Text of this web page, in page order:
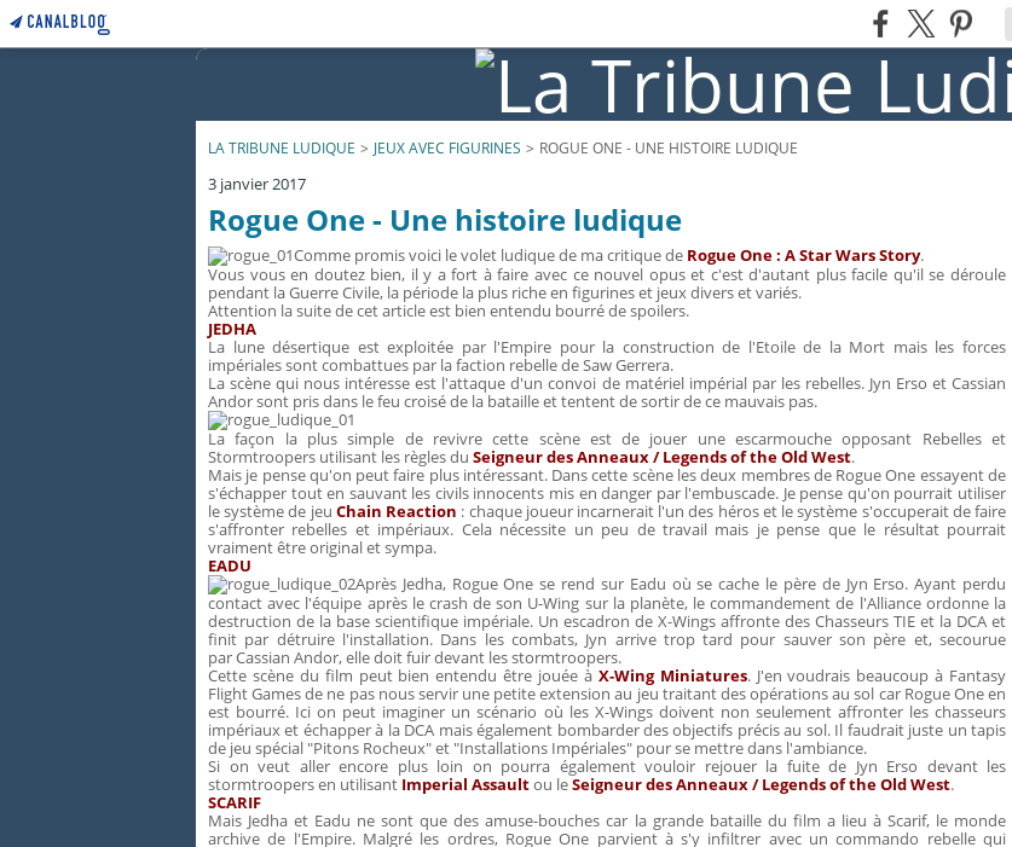
LA TRIBUNE LUDIQUE > JEUX AVEC FIGURINES > ROGUE ONE - UNE HISTOIRE LUDIQUE
3 janvier 2017
Rogue One - Une histoire ludique
Comme promis voici le volet ludique de ma critique de Rogue One : A Star Wars Story.
Vous vous en doutez bien, il y a fort à faire avec ce nouvel opus et c'est d'autant plus facile qu'il se déroule
pendant la Guerre Civile, la période la plus riche en figurines et jeux divers et variés.
Attention la suite de cet article est bien entendu bourré de spoilers.
JEDHA
La lune désertique est exploitée par l'Empire pour la construction de l'Etoile de la Mort mais les forces
impériales sont combattues par la faction rebelle de Saw Gerrera.
La scène qui nous intéresse est l'attaque d'un convoi de matériel impérial par les rebelles. Jyn Erso et Cassian
Andor sont pris dans le feu croisé de la bataille et tentent de sortir de ce mauvais pas.
La façon la plus simple de revivre cette scène est de jouer une escarmouche opposant Rebelles et
Stormtroopers utilisant les règles du Seigneur des Anneaux / Legends of the Old West.
Mais je pense qu'on peut faire plus intéressant. Dans cette scène les deux membres de Rogue One essayent de
s'échapper tout en sauvant les civils innocents mis en danger par l'embuscade. Je pense qu'on pourrait utiliser
le système de jeu Chain Reaction : chaque joueur incarnerait l'un des héros et le système s'occuperait de faire
s'affronter rebelles et impériaux. Cela nécessite un peu de travail mais je pense que le résultat pourrait
vraiment être original et sympa.
EADU
Après Jedha, Rogue One se rend sur Eadu où se cache le père de Jyn Erso. Ayant perdu
contact avec l'équipe après le crash de son U-Wing sur la planète, le commandement de l'Alliance ordonne la
destruction de la base scientifique impériale. Un escadron de X-Wings affronte des Chasseurs TIE et la DCA et
finit par détruire l'installation. Dans les combats, Jyn arrive trop tard pour sauver son père et, secourue
par Cassian Andor, elle doit fuir devant les stormtroopers.
Cette scène du film peut bien entendu être jouée à X-Wing Miniatures. J'en voudrais beaucoup à Fantasy
Flight Games de ne pas nous servir une petite extension au jeu traitant des opérations au sol car Rogue One en
est bourré. Ici on peut imaginer un scénario où les X-Wings doivent non seulement affronter les chasseurs
impériaux et échapper à la DCA mais également bombarder des objectifs précis au sol. Il faudrait juste un tapis
de jeu spécial "Pitons Rocheux" et "Installations Impériales" pour se mettre dans l'ambiance.
Si on veut aller encore plus loin on pourra également vouloir rejouer la fuite de Jyn Erso devant les
stormtroopers en utilisant Imperial Assaultou leSeigneur des Anneaux / Legends of the Old West.
SCARIF
Mais Jedha et Eadu ne sont que des amuse-bouches car la grande bataille du film a lieu à Scarif, le monde
archive de l'Empire. Malgré les ordres, Rogue One parvient à s'y infiltrer avec un commando rebelle qui